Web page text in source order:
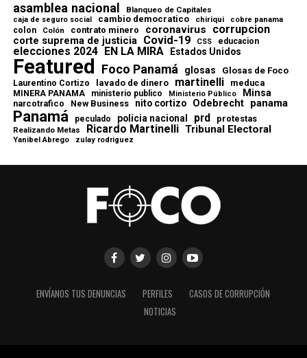
asamblea nacional Blanqueo de Capitales
caja de seguro social cambio democratico chiriqui cobre panama
colon Colón contrato minero coronavirus corrupcion
corte suprema de justicia Covid-19 CSS educacion
elecciones 2024 EN LA MIRA Estados Unidos
Featured Foco Panamá glosas Glosas de Foco
Laurentino Cortizo lavado de dinero martinelli meduca
MINERA PANAMA ministerio publico Ministerio Público Minsa
narcotrafico New Business nito cortizo Odebrecht panama
Panamá peculado policia nacional prd protestas
Realizando Metas Ricardo Martinelli Tribunal Electoral
Yanibel Abrego zulay rodriguez
ENVÍANOS TUS DENUNCIAS PERFILES
CASOS DE CORRUPCIÓN
NOTICIAS